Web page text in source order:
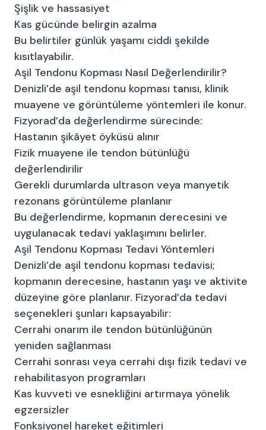
Şişlik ve hassasiyet
Kas gücünde belirgin azalma
Bu belirtiler günlük yaşamı ciddi şekilde
kısıtlayabilir.
Aşil Tendonu Kopması Nasıl Değerlendirilir?
Denizli’de aşil tendonu kopması tanısı, klinik
muayene ve görüntüleme yöntemleri ile konur.
Fizyorad’da değerlendirme sürecinde:
Hastanın şikâyet öyküsü alınır
Fizik muayene ile tendon bütünlüğü
değerlendirilir
Gerekli durumlarda ultrason veya manyetik
rezonans görüntüleme planlanır
Bu değerlendirme, kopmanın derecesini ve
uygulanacak tedavi yaklaşımını belirler.
Aşil Tendonu Kopması Tedavi Yöntemleri
Denizli’de aşil tendonu kopması tedavisi;
kopmanın derecesine, hastanın yaşı ve aktivite
düzeyine göre planlanır. Fizyorad’da tedavi
seçenekleri şunları kapsayabilir:
Cerrahi onarım ile tendon bütünlüğünün
yeniden sağlanması
Cerrahi sonrası veya cerrahi dışı fizik tedavi ve
rehabilitasyon programları
Kas kuvveti ve esnekliğini artırmaya yönelik
egzersizler
Fonksiyonel hareket eğitimleri